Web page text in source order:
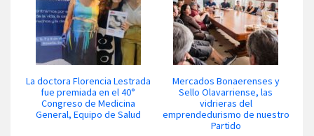
La doctora Florencia Lestrada
fue premiada en el 40°
Congreso de Medicina
General, Equipo de Salud
Mercados Bonaerenses y
Sello Olavarriense, las
vidrieras del
emprendedurismo de nuestro
Partido